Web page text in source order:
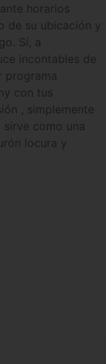
horarios
de su ubicación y
Sí, a
incontables de
programa
con tus
, simplemente
como una
locura y